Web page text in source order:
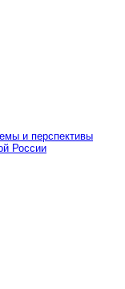
и перспективы
России